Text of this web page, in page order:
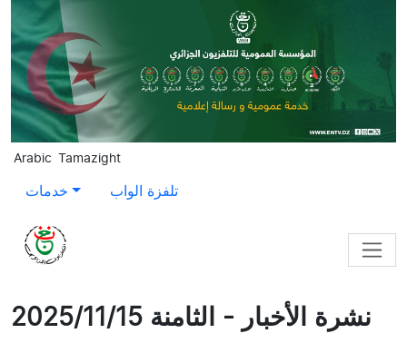
Skip to main content
Arabic Tamazight
خدمات تلفزة الواب
نشرة الأخبار - الثامنة 2025/11/15